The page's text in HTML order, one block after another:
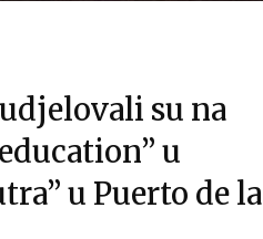
su na
u
u Puerto de la